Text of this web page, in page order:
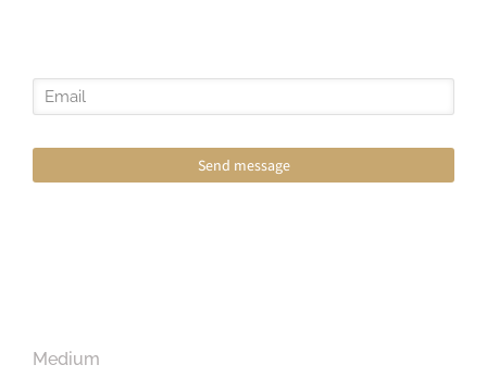
Send message
Medium